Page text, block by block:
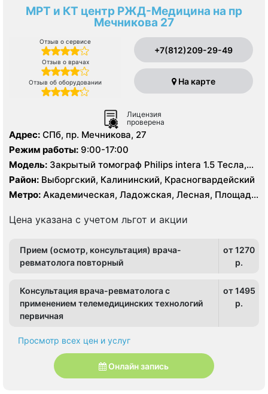
МРТ и КТ центр РЖД-Медицина на пр
Мечникова 27
Отзыв о сервисе
Отзыв о врачах
Отзыв об оборудовании
+7(812)209-29-49
На карте
Лицензия
проверена
Адрес: СПб, пр. Мечникова, 27
Режим работы: 9:00-17:00
Модель: Закрытый томограф Philips intera 1.5 Тесла,
КТ Siemens Somatom Emotion 16 срезов
Район: Выборгский, Калининский, Красногвардейский
Метро: Академическая, Ладожская, Лесная, Площадь
Цена указана с учетом льгот и акции
Прием (осмотр, консультация) врача-
ревматолога повторный
от 1270
p.
Консультация врача-ревматолога с
применением телемедицинских технологий
первичная
от 1495
p.
Просмотр всех цен и услуг
Онлайн запись